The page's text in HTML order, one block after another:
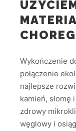
Wykończenie
połączenie
najlepsze
kamień,
zdrowy
węglowy i